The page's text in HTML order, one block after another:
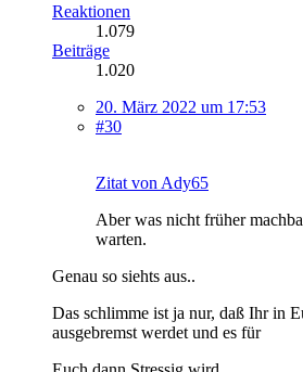
Reaktionen
1.079
Beiträge
1.020
20. März 2022 um 17:53
#30
Zitat von Ady65
Aber was nicht früher
warten.
Genau so siehts aus..
Das schlimme ist ja nur, daß Ihr in
ausgebremst werdet und es für